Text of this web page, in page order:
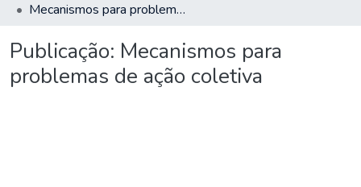
Mecanismos para problemas de ação coletiva
Publicação: Mecanismos para
problemas de ação coletiva